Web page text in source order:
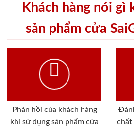
Khách hàng nói gì
sản phẩm cửa
Phản hồi của khách hàng
khi sử dụng sản phẩm cửa
chất